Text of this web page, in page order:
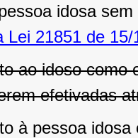
idosa
Lei 21851 de 15/
ao idoso como
efetivadas
à pessoa